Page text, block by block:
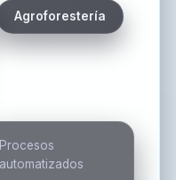
Agroforestería
Procesos
automatizados